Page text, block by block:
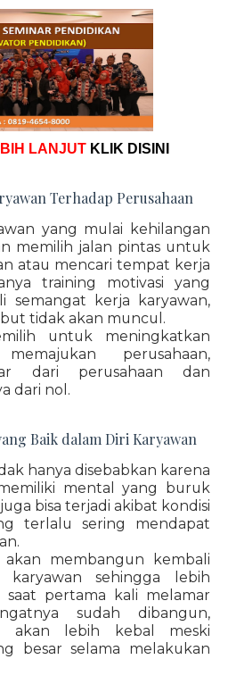
LANJUT KLIK DISINI
Terhadap Perusahaan
yang mulai kehilangan
memilih jalan pintas untuk
atau mencari tempat kerja
training motivasi yang
semangat kerja karyawan,
tidak akan muncul.
untuk meningkatkan
perusahaan,
dari perusahaan dan
dari nol.
Baik dalam Diri Karyawan
hanya disebabkan karena
mental yang buruk
bisa terjadi akibat kondisi
terlalu sering mendapat
akan membangun kembali
karyawan sehingga lebih
saat pertama kali melamar
sudah dibangun,
akan lebih kebal meski
besar selama melakukan